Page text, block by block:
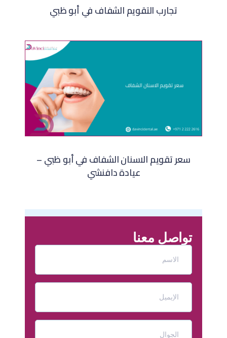
تجارب التقويم الشفاف في أبو ظبي​
سعر تقويم الاسنان الشفاف​ في أبو ظبي –
عيادة دافنشي
تواصل معنا